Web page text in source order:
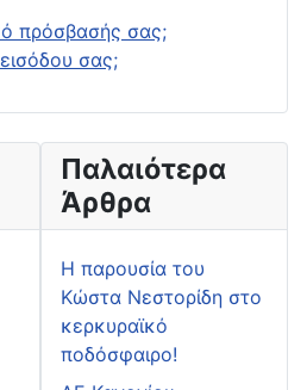
πρόσβασής σας;
σας;
Παλαιότερα
Άρθρα
H παρουσία του
Κώστα Νεστορίδη στο
κερκυραϊκό
ποδόσφαιρο!